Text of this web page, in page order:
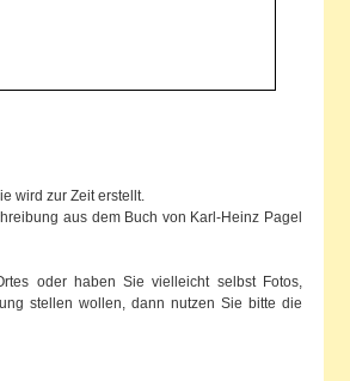
wird zur Zeit erstellt.
aus dem Buch von Karl-Heinz Pagel
oder haben Sie vielleicht selbst Fotos,
stellen wollen, dann nutzen Sie bitte die